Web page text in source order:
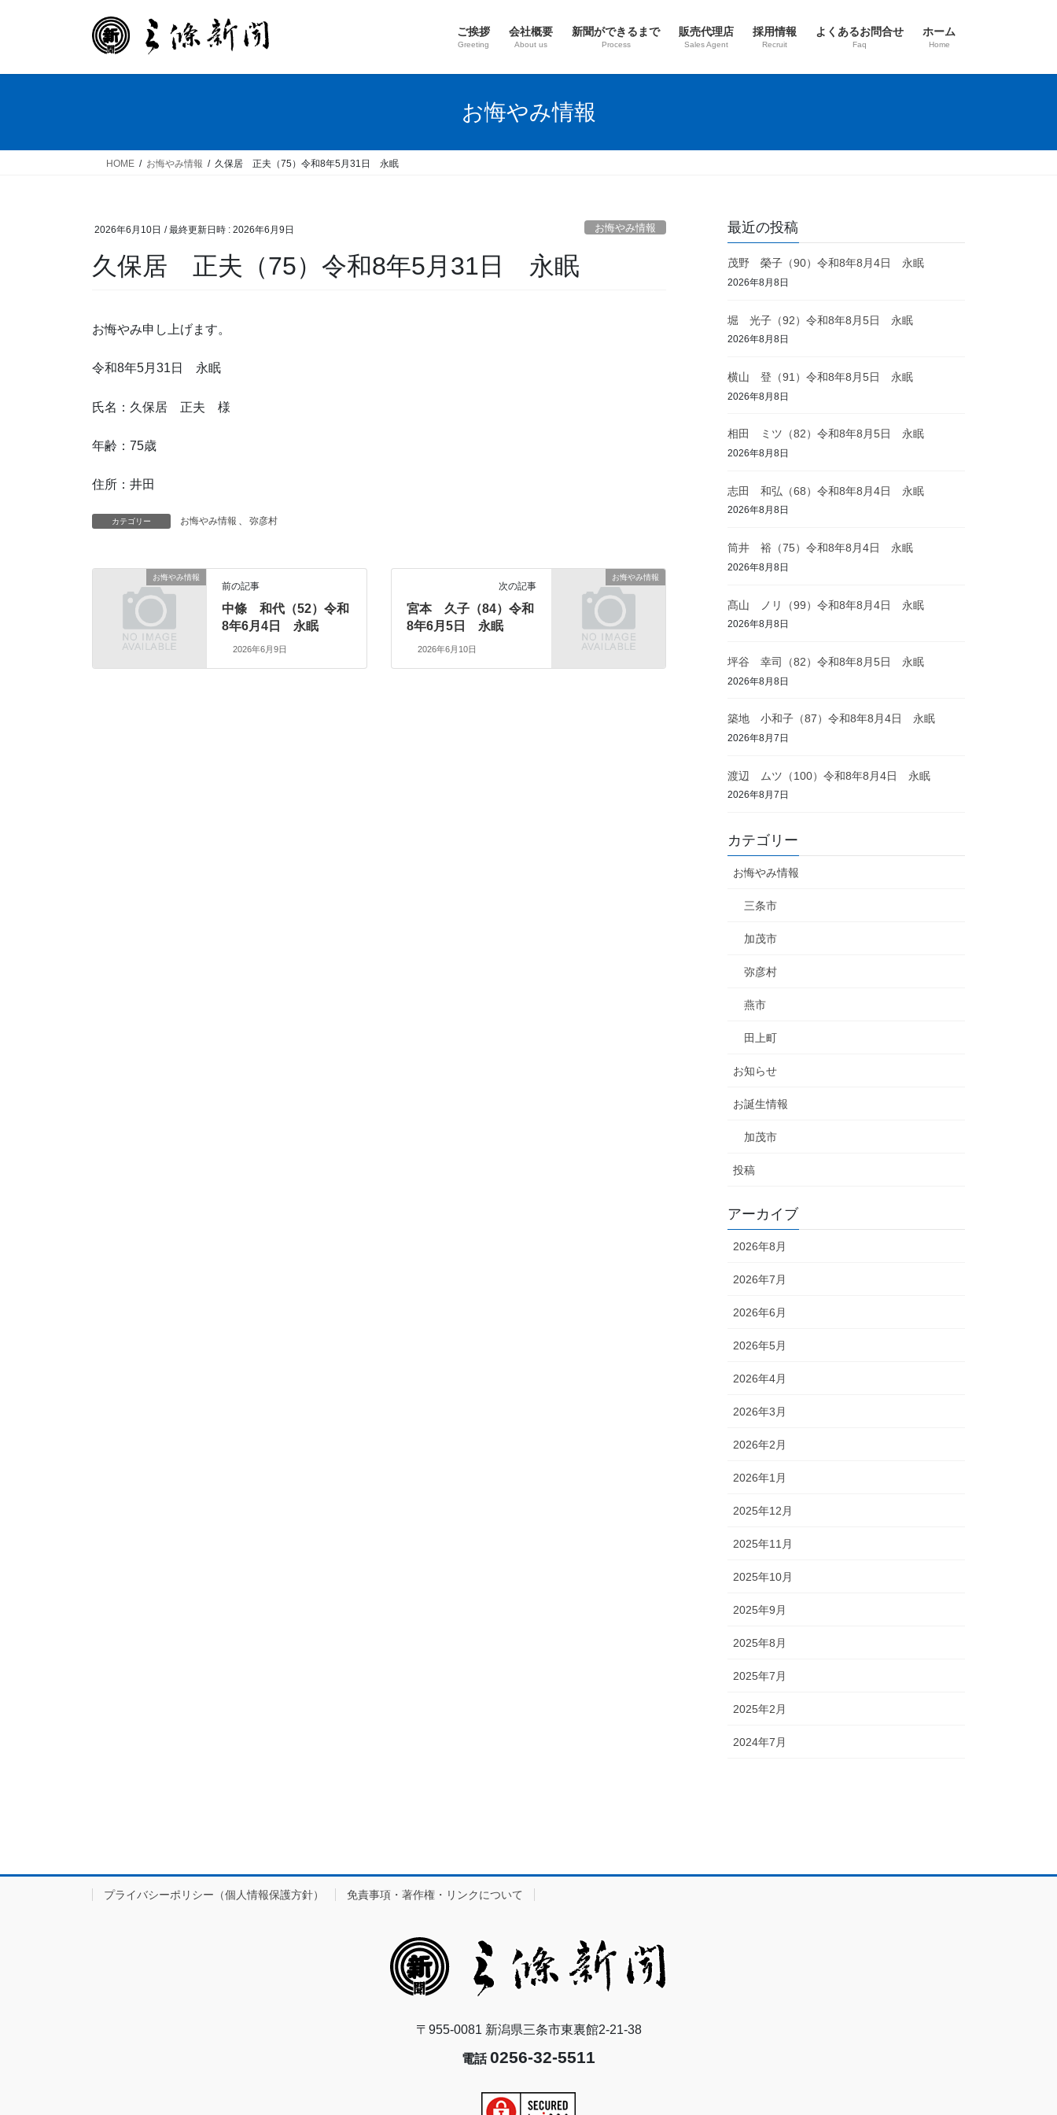
ご挨拶
Greeting
会社概要
About us
新聞ができるまで
Process
販売代理店
Sales Agent
採用情報
Recruit
よくあるお問合せ
Faq
ホーム
Home
お悔やみ情報
HOME お悔やみ情報 久保居 正夫（75）令和8年5月31日 永眠
2026年6月10日 / 最終更新日時 : 2026年6月9日 お悔やみ情報
久保居 正夫（75）令和8年5月31日 永眠
お悔やみ申し上げます。
令和8年5月31日 永眠
氏名：久保居 正夫 様
年齢：75歳
住所：井田
カテゴリー お悔やみ情報 、 弥彦村
お悔やみ情報
前の記事
中條 和代（52）令和
8年6月4日 永眠
2026年6月9日
お悔やみ情報
次の記事
宮本 久子（84）令和
8年6月5日 永眠
2026年6月10日
最近の投稿
茂野 榮子（90）令和8年8月4日 永眠
2026年8月8日
堀 光子（92）令和8年8月5日 永眠
2026年8月8日
横山 登（91）令和8年8月5日 永眠
2026年8月8日
相田 ミツ（82）令和8年8月5日 永眠
2026年8月8日
志田 和弘（68）令和8年8月4日 永眠
2026年8月8日
筒井 裕（75）令和8年8月4日 永眠
2026年8月8日
髙山 ノリ（99）令和8年8月4日 永眠
2026年8月8日
坪谷 幸司（82）令和8年8月5日 永眠
2026年8月8日
築地 小和子（87）令和8年8月4日 永眠
2026年8月7日
渡辺 ムツ（100）令和8年8月4日 永眠
2026年8月7日
カテゴリー
お悔やみ情報
三条市
加茂市
弥彦村
燕市
田上町
お知らせ
お誕生情報
加茂市
投稿
アーカイブ
2026年8月
2026年7月
2026年6月
2026年5月
2026年4月
2026年3月
2026年2月
2026年1月
2025年12月
2025年11月
2025年10月
2025年9月
2025年8月
2025年7月
2025年2月
2024年7月
プライバシーポリシー（個人情報保護方針） 免責事項・著作権・リンクについて
〒955-0081 新潟県三条市東裏館2-21-38
電話0256-32-5511